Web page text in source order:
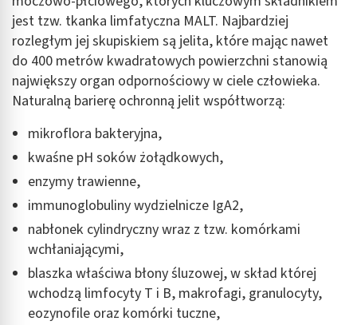
jest tzw. tkanka limfatyczna MALT. Najbardziej
rozległym jej skupiskiem są jelita, które mając nawet
do 400 metrów kwadratowych powierzchni stanowią
największy organ odpornościowy w ciele człowieka.
Naturalną barierę ochronną jelit współtworzą:
mikroflora bakteryjna,
kwaśne pH soków żołądkowych,
enzymy trawienne,
immunoglobuliny wydzielnicze IgA2,
nabłonek cylindryczny wraz z tzw. komórkami
wchłaniającymi,
blaszka właściwa błony śluzowej, w skład której
wchodzą limfocyty T i B, makrofagi, granulocyty,
eozynofile oraz komórki tuczne,